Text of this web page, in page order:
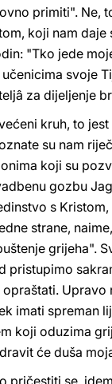
primiti". Ne,
koji nam
"Tko jede
svoje
za dijeljenje
kruh, to
su nam
koji su
gozbu
s
strane,
grijeha".
imati spreman
koji oduzima
će duša
pričestiti se,